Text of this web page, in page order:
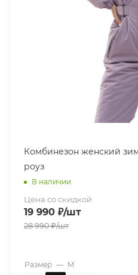
Комбинезон женский
роуз
В наличии
Цена со скидкой
19 990 ₽/шт
28 990₽/шт
Размер — M